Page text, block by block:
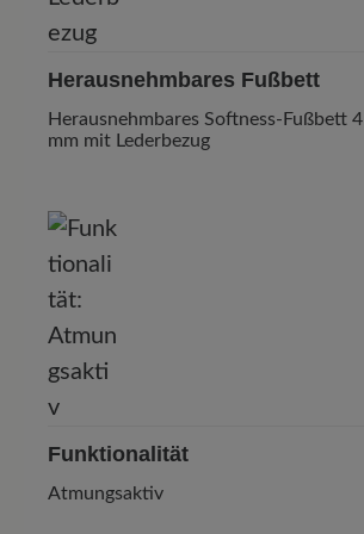
Herausnehmbares Fußbett
Herausnehmbares Softness-Fußbett 4
mm mit Lederbezug
Funktionalität
Atmungsaktiv